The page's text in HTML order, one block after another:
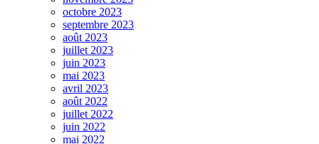
octobre 2023
septembre 2023
août 2023
juillet 2023
juin 2023
mai 2023
avril 2023
août 2022
juillet 2022
juin 2022
mai 2022